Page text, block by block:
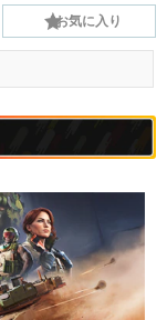
お気に入り